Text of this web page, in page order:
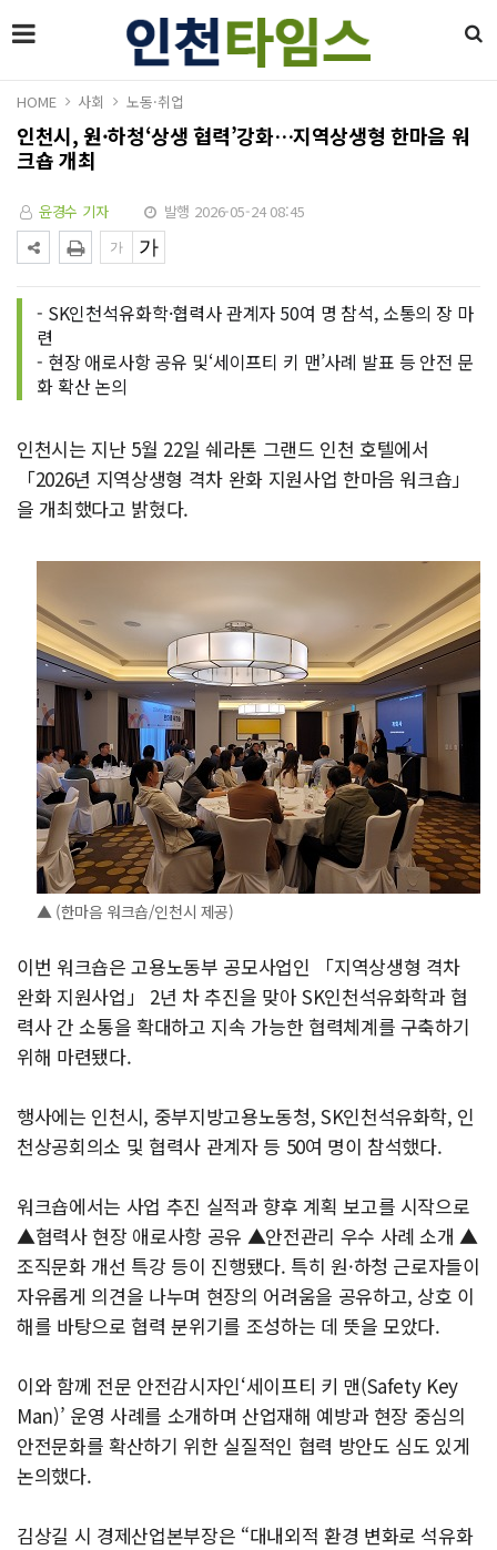
HOME 사회 노동·취업
인천시, 원·하청‘상생 협력’강화…지역상생형 한마음 워
크숍 개최
윤경수 기자 발행 2026-05-24 08:45
- SK인천석유화학·협력사 관계자 50여 명 참석, 소통의 장 마
련
- 현장 애로사항 공유 및‘세이프티 키 맨’사례 발표 등 안전 문
화 확산 논의
인천시는 지난 5월 22일 쉐라톤 그랜드 인천 호텔에서
「2026년 지역상생형 격차 완화 지원사업 한마음 워크숍」
을 개최했다고 밝혔다.
▲ (한마음 워크숍/인천시 제공)
이번 워크숍은 고용노동부 공모사업인 「지역상생형 격차
완화 지원사업」 2년 차 추진을 맞아 SK인천석유화학과 협
력사 간 소통을 확대하고 지속 가능한 협력체계를 구축하기
위해 마련됐다.
행사에는 인천시, 중부지방고용노동청, SK인천석유화학, 인
천상공회의소 및 협력사 관계자 등 50여 명이 참석했다.
워크숍에서는 사업 추진 실적과 향후 계획 보고를 시작으로
▲협력사 현장 애로사항 공유 ▲안전관리 우수 사례 소개 ▲
조직문화 개선 특강 등이 진행됐다. 특히 원·하청 근로자들이
자유롭게 의견을 나누며 현장의 어려움을 공유하고, 상호 이
해를 바탕으로 협력 분위기를 조성하는 데 뜻을 모았다.
이와 함께 전문 안전감시자인‘세이프티 키 맨(Safety Key
Man)’ 운영 사례를 소개하며 산업재해 예방과 현장 중심의
안전문화를 확산하기 위한 실질적인 협력 방안도 심도 있게
논의했다.
김상길 시 경제산업본부장은 “대내외적 환경 변화로 석유화